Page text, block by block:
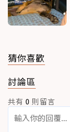
猜你喜歡
討論區
共有 0 則留言